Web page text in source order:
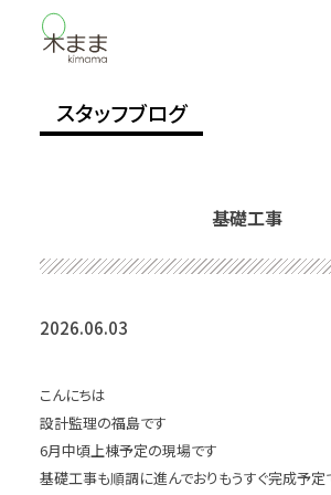
スタッフブログ
基礎工事
2026.06.03
こんにちは
設計監理の福島です
6月中頃上棟予定の現場です
基礎工事も順調に進んでおりもうすぐ完成予定